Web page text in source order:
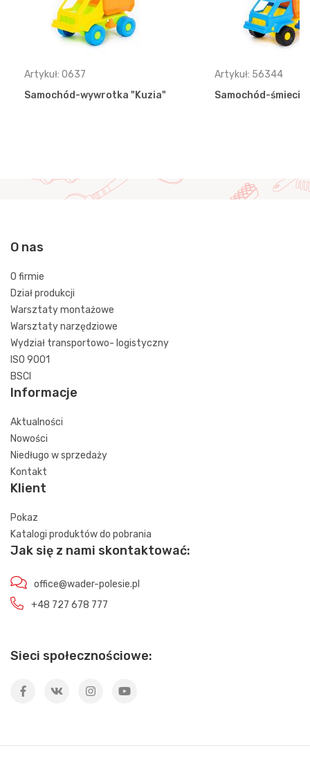
Artykuł: 0637
Samochód-wywrotka "Kuzia"
Artykuł: 56344
Samochód-
O nas
O firmie
Dział produkcji
Warsztaty montażowe
Warsztaty narzędziowe
Wydział transportowo- logistyczny
ISO 9001
BSCI
Informacje
Aktualności
Nowości
Niedługo w sprzedaży
Kontakt
Klient
Pokaz
Katalogi produktów do pobrania
Jak się z nami skontaktować:
office@wader-polesie.pl
+48 727 678 777
Sieci społecznościowe: